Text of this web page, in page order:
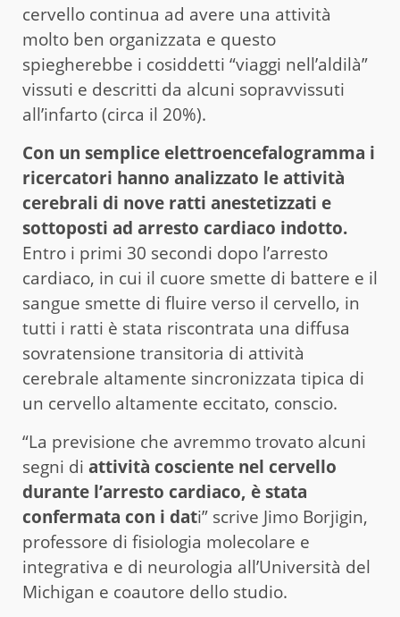
cervello continua ad avere una attività
molto ben organizzata e questo
spiegherebbe i cosiddetti “viaggi nell’aldilà”
vissuti e descritti da alcuni sopravvissuti
all’infarto (circa il 20%).
Con un semplice elettroencefalogramma i
ricercatori hanno analizzato le attività
cerebrali di nove ratti anestetizzati e
sottoposti ad arresto cardiaco indotto.
Entro i primi 30 secondi dopo l’arresto
cardiaco, in cui il cuore smette di battere e il
sangue smette di fluire verso il cervello, in
tutti i ratti è stata riscontrata una diffusa
sovratensione transitoria di attività
cerebrale altamente sincronizzata tipica di
un cervello altamente eccitato, conscio.
“La previsione che avremmo trovato alcuni
segni di attività cosciente nel cervello
durante l’arresto cardiaco, è stata
confermata con i dati” scrive Jimo Borjigin,
professore di fisiologia molecolare e
integrativa e di neurologia all’Università del
Michigan e coautore dello studio.